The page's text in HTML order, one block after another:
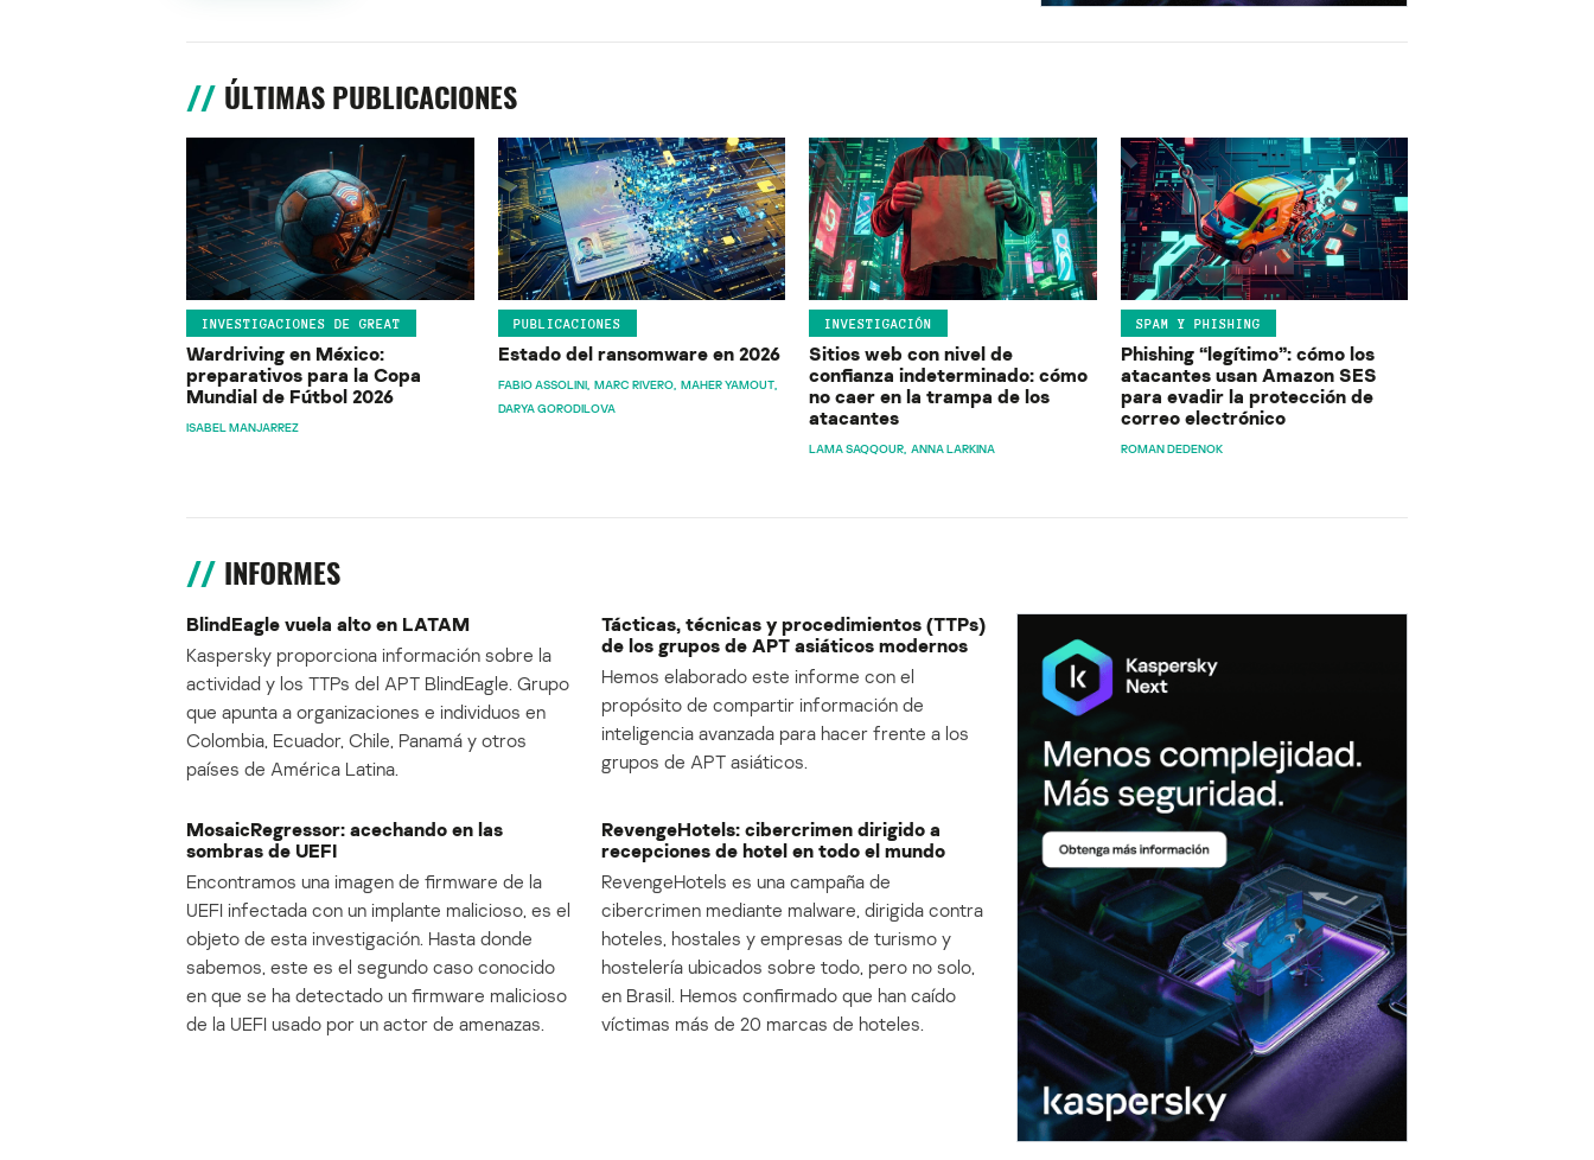
ÚLTIMAS PUBLICACIONES
INVESTIGACIONES DE GREAT
Wardriving en México:
preparativos para la Copa
Mundial de Fútbol 2026
ISABEL MANJARREZ
PUBLICACIONES
Estado del ransomware en 2026
FABIO ASSOLINI MARC RIVERO MAHER YAMOUT
DARYA GORODILOVA
INVESTIGACIÓN
Sitios web con nivel de
confianza indeterminado: cómo
no caer en la trampa de los
atacantes
LAMA SAQQOUR ANNA LARKINA
SPAM Y PHISHING
Phishing “legítimo”: cómo los
atacantes usan Amazon SES
para evadir la protección de
correo electrónico
ROMAN DEDENOK
INFORMES
BlindEagle vuela alto en LATAM
Kaspersky proporciona información sobre la
actividad y los TTPs del APT BlindEagle. Grupo
que apunta a organizaciones e individuos en
Colombia, Ecuador, Chile, Panamá y otros
países de América Latina.
Tácticas, técnicas y procedimientos (TTPs)
de los grupos de APT asiáticos modernos
Hemos elaborado este informe con el
propósito de compartir información de
inteligencia avanzada para hacer frente a los
grupos de APT asiáticos.
MosaicRegressor: acechando en las
sombras de UEFI
Encontramos una imagen de firmware de la
UEFI infectada con un implante malicioso, es el
objeto de esta investigación. Hasta donde
sabemos, este es el segundo caso conocido
en que se ha detectado un firmware malicioso
de la UEFI usado por un actor de amenazas.
RevengeHotels: cibercrimen dirigido a
recepciones de hotel en todo el mundo
RevengeHotels es una campaña de
cibercrimen mediante malware, dirigida contra
hoteles, hostales y empresas de turismo y
hostelería ubicados sobre todo, pero no solo,
en Brasil. Hemos confirmado que han caído
víctimas más de 20 marcas de hoteles.